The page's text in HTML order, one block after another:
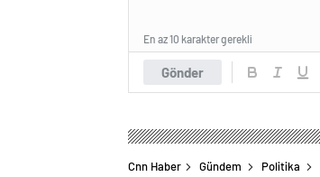
Gönder
En az 10 karakter gerekli
Cnn Haber Gündem Politika